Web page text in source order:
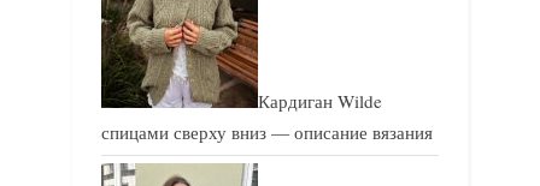
Кардиган Wilde
спицами сверху вниз — описание вязания